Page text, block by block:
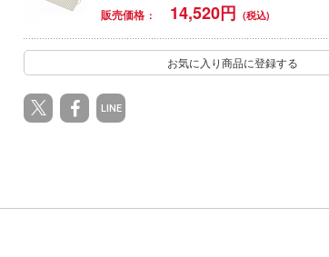
販売価格
14,520円
お気に入り商品に登録する
LINE